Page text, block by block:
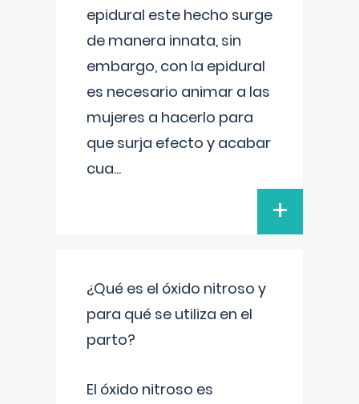
epidural este hecho surge
de manera innata, sin
embargo, con la epidural
es necesario animar a las
mujeres a hacerlo para
que surja efecto y acabar
cua...
+
¿Qué es el óxido nitroso y
para qué se utiliza en el
parto?
El óxido nitroso es